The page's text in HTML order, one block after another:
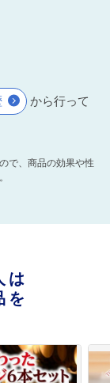
から行って
で、商品の効果や性
は
を